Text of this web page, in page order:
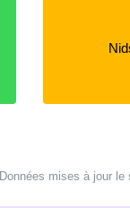
Données mises à jour le